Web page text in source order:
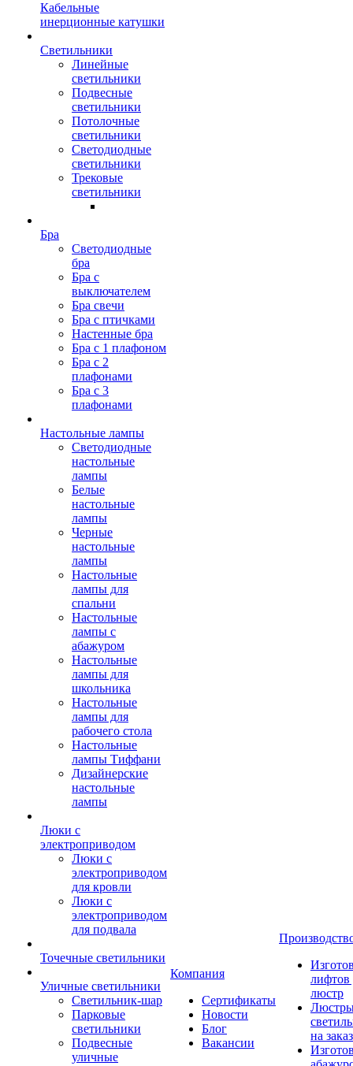
Кабельные
инерционные катушки
Светильники
Линейные
светильники
Подвесные
светильники
Потолочные
светильники
Светодиодные
светильники
Трековые
светильники
Бра
Светодиодные
бра
Бра с
выключателем
Бра свечи
Бра с птичками
Настенные бра
Бра с 1 плафоном
Бра с 2
плафонами
Бра с 3
плафонами
Настольные лампы
Светодиодные
настольные
лампы
Белые
настольные
лампы
Черные
настольные
лампы
Настольные
лампы для
спальни
Настольные
лампы с
абажуром
Настольные
лампы для
школьника
Настольные
лампы для
рабочего стола
Настольные
лампы Тиффани
Дизайнерские
настольные
лампы
Люки с
электроприводом
Люки с
электроприводом
для кровли
Люки с
электроприводом
для подвала
Точечные светильники
Уличные светильники
Светильник-шар
Парковые
светильники
Подвесные
уличные
Компания
Сертификаты
Новости
Блог
Вакансии
лифтов
люстр
на заказ